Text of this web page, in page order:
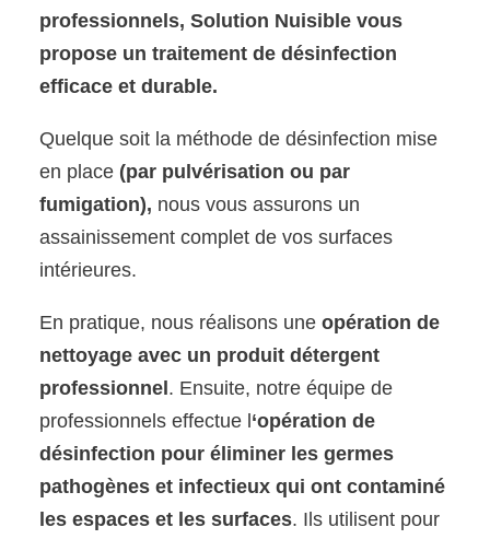
professionnels, Solution Nuisible vous
propose un traitement de désinfection
efficace et durable.
Quelque soit la méthode de désinfection mise
en place (par pulvérisation ou par
fumigation), nous vous assurons un
assainissement complet de vos surfaces
intérieures.
En pratique, nous réalisons uneopération de
nettoyage avec un produit détergent
professionnel. Ensuite, notre équipe de
professionnels effectue l‘opération de
désinfection pour éliminer les germes
pathogènes et infectieux qui ont contaminé
les espaces et les surfaces. Ils utilisent pour